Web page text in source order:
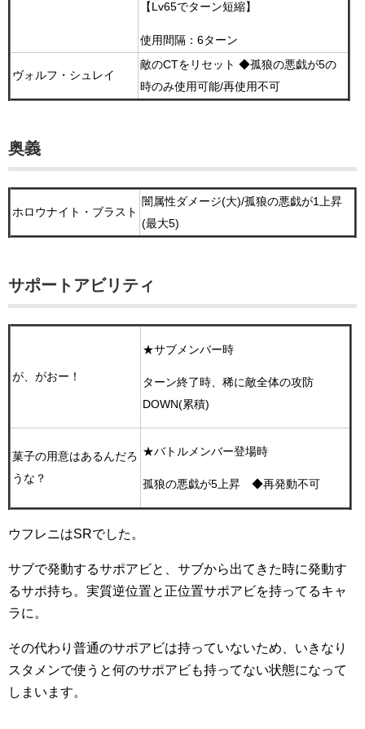
【Lv65でターン短縮】
使用間隔：6ターン
ヴォルフ・シュレイ
敵のCTをリセット ◆孤狼の悪戯が5の
時のみ使用可能/再使用不可
奥義
ホロウナイト・ブラスト
闇属性ダメージ(大)/孤狼の悪戯が1上昇
(最大5)
サポートアビリティ
が、がおー！
★サブメンバー時
ターン終了時、稀に敵全体の攻防
DOWN(累積)
菓子の用意はあるんだろ
うな？
★バトルメンバー登場時
孤狼の悪戯が5上昇 ◆再発動不可
ウフレニはSRでした。
サブで発動するサポアビと、サブから出てきた時に発動す
るサポ持ち。実質逆位置と正位置サポアビを持ってるキャ
ラに。
その代わり普通のサポアビは持っていないため、いきなり
スタメンで使うと何のサポアビも持ってない状態になって
しまいます。